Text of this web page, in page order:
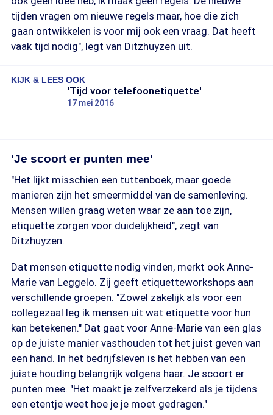
tijden vragen om nieuwe regels maar, hoe die zich
gaan ontwikkelen is voor mij ook een vraag. Dat heeft
vaak tijd nodig", legt van Ditzhuyzen uit.
KIJK & LEES OOK
'Tijd voor telefoonetiquette'
17 mei 2016
'Je scoort er punten mee'
"Het lijkt misschien een tuttenboek, maar goede
manieren zijn het smeermiddel van de samenleving.
Mensen willen graag weten waar ze aan toe zijn,
etiquette zorgen voor duidelijkheid", zegt van
Ditzhuyzen.
Dat mensen etiquette nodig vinden, merkt ook Anne-
Marie van Leggelo. Zij geeft etiquetteworkshops aan
verschillende groepen. "Zowel zakelijk als voor een
collegezaal leg ik mensen uit wat etiquette voor hun
kan betekenen." Dat gaat voor Anne-Marie van een glas
op de juiste manier vasthouden tot het juist geven van
een hand. In het bedrijfsleven is het hebben van een
juiste houding belangrijk volgens haar. Je scoort er
punten mee. "Het maakt je zelfverzekerd als je tijdens
een etentje weet hoe je je moet gedragen."